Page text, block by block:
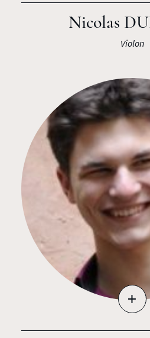
Nicolas
Violon
+